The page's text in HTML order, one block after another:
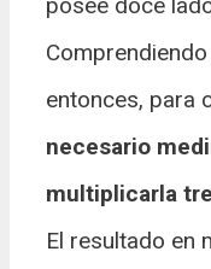
entonces, para
necesario
multiplicarla
El resultado en